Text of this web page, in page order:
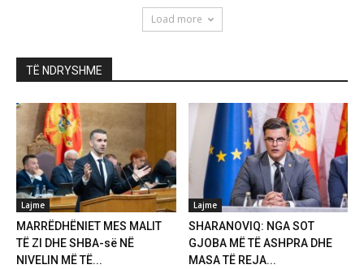
Load more
TË NDRYSHME
Lajme
MARRËDHËNIET MES MALIT
TË ZI DHE SHBA-së NË
NIVELIN MË TË...
Lajme
SHARANOVIQ: NGA SOT
GJOBA MË TË ASHPRA DHE
MASA TË REJA...